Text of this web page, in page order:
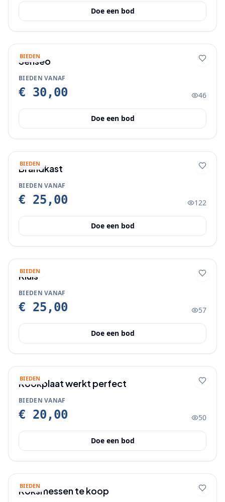
Doe een bod
BIEDEN
Senseo
BIEDEN VANAF
€ 30,00 46
Doe een bod
BIEDEN
Brandkast
BIEDEN VANAF
€ 25,00 122
Doe een bod
BIEDEN
Kluis
BIEDEN VANAF
€ 25,00 57
Doe een bod
BIEDEN
Kookplaat werkt perfect
BIEDEN VANAF
€ 20,00 50
Doe een bod
BIEDEN
Koksmessen te koop